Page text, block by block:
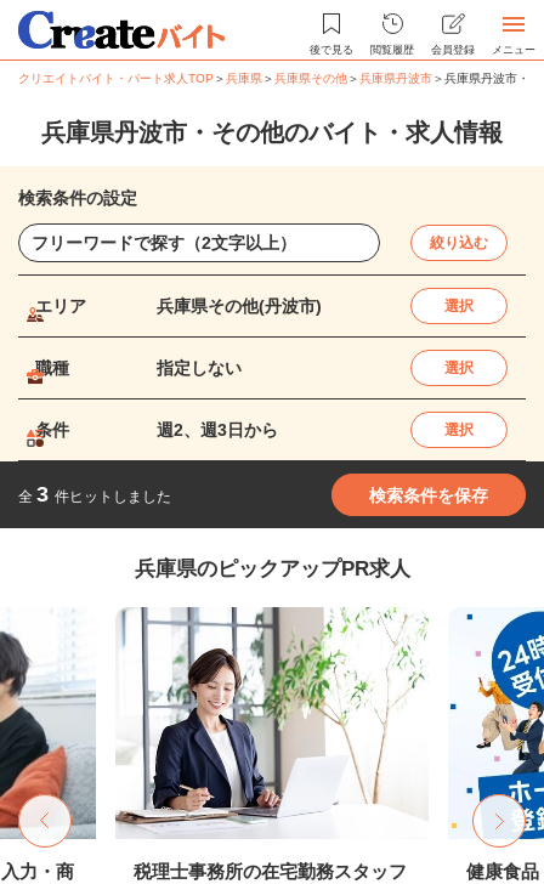
後で見る 閲覧履歴 会員登録 メニュー
クリエイトバイト・パート求人TOP ＞兵庫県＞兵庫県その他＞兵庫県丹波市＞兵庫県丹波市・
兵庫県丹波市・その他のバイト・求人情報
検索条件の設定
絞り込む
エリア 兵庫県その他(丹波市) 選択
職種 指定しない 選択
条件 週2、週3日から 選択
全 3 件ヒットしました 検索条件を保存
兵庫県のピックアップPR求人
力・商 税理士事務所の在宅勤務スタッフ
健康食品